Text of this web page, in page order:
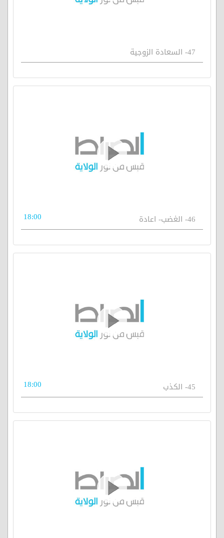
47- السعادة الزوجية
46- الغضب- اعادة 18:00
45- الكذب 18:00